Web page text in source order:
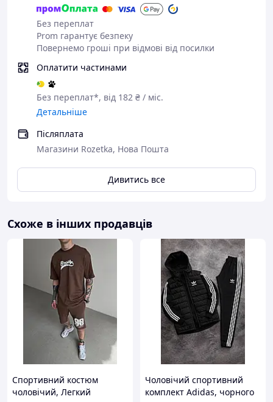
Без переплат
Prom гарантує безпеку
Повернемо гроші при відмові від посилки
Оплатити частинами
Без переплат*, від 182 ₴ / міс.
Детальніше
Післяплата
Магазини Rozetka, Нова Пошта
Дивитись все
Схоже в інших продавців
Спортивний костюм
чоловічий, Легкий
Чоловічий спортивний
комплект Adidas, чорного